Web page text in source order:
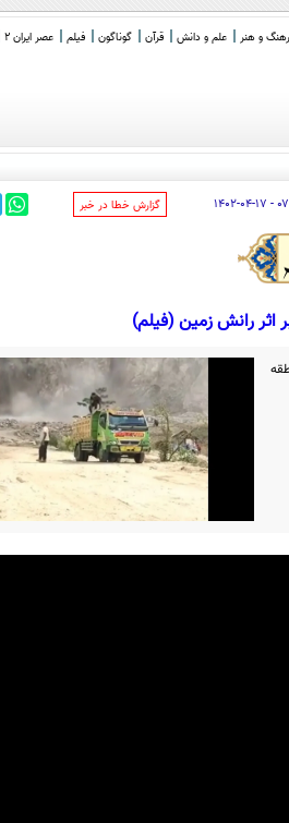
و هنر علم و دانش قرآن گوناگون فیلم عصر ایران 2
۱۴۰۲ ‌گزارش خطا در خبر
رانش زمین (فیلم)